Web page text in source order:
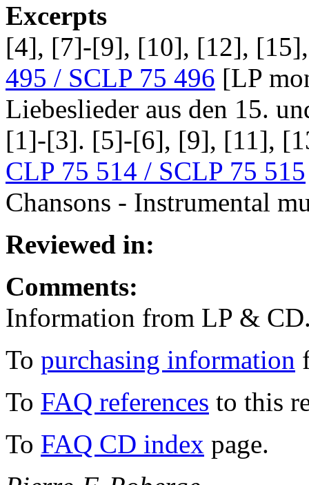
Excerpts
[4], [7]-[9], [10], [12],
495 / SCLP 75 496 [LP
Liebeslieder aus den 15.
[1]-[3]. [5]-[6], [9], [11],
CLP 75 514 / SCLP 75 515
Chansons - Instrumental
Reviewed in:
Comments:
Information from LP &
To purchasing information
To FAQ references to this
To FAQ CD index page.